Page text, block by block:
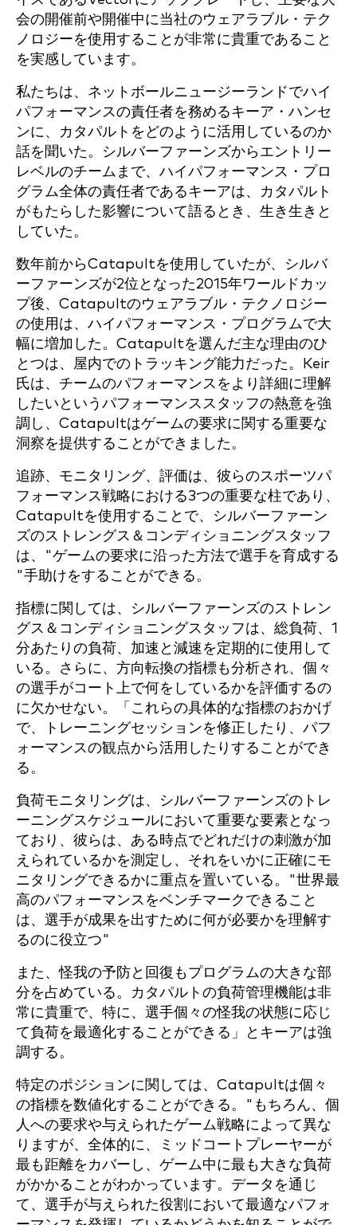
会の開催前や開催中に当社のウェアラブル・テク
ノロジーを使用することが非常に貴重であること
を実感しています。
私たちは、ネットボールニュージーランドでハイ
パフォーマンスの責任者を務めるキーア・ハンセ
ンに、カタパルトをどのように活用しているのか
話を聞いた。シルバーファーンズからエントリー
レベルのチームまで、ハイパフォーマンス・プロ
グラム全体の責任者であるキーアは、カタパルト
がもたらした影響について語るとき、生き生きと
していた。
数年前からCatapultを使用していたが、シルバ
ーファーンズが2位となった2015年ワールドカッ
プ後、Catapultのウェアラブル・テクノロジー
の使用は、ハイパフォーマンス・プログラムで大
幅に増加した。Catapultを選んだ主な理由のひ
とつは、屋内でのトラッキング能力だった。Keir
氏は、チームのパフォーマンスをより詳細に理解
したいというパフォーマンススタッフの熱意を強
調し、Catapultはゲームの要求に関する重要な
洞察を提供することができました。
追跡、モニタリング、評価は、彼らのスポーツパ
フォーマンス戦略における3つの重要な柱であり、
Catapultを使用することで、シルバーファーン
ズのストレングス＆コンディショニングスタッフ
は、"ゲームの要求に沿った方法で選手を育成する
"手助けをすることができる。
指標に関しては、シルバーファーンズのストレン
グス＆コンディショニングスタッフは、総負荷、1
分あたりの負荷、加速と減速を定期的に使用して
いる。さらに、方向転換の指標も分析され、個々
の選手がコート上で何をしているかを評価するの
に欠かせない。「これらの具体的な指標のおかげ
で、トレーニングセッションを修正したり、パフ
ォーマンスの観点から活用したりすることができ
る。
負荷モニタリングは、シルバーファーンズのトレ
ーニングスケジュールにおいて重要な要素となっ
ており、彼らは、ある時点でどれだけの刺激が加
えられているかを測定し、それをいかに正確にモ
ニタリングできるかに重点を置いている。"世界最
高のパフォーマンスをベンチマークできること
は、選手が成果を出すために何が必要かを理解す
るのに役立つ"
また、怪我の予防と回復もプログラムの大きな部
分を占めている。カタパルトの負荷管理機能は非
常に貴重で、特に、選手個々の怪我の状態に応じ
て負荷を最適化することができる」とキーアは強
調する。
特定のポジションに関しては、Catapultは個々
の指標を数値化することができる。"もちろん、個
人への要求や与えられたゲーム戦略によって異な
りますが、全体的に、ミッドコートプレーヤーが
最も距離をカバーし、ゲーム中に最も大きな負荷
がかかることがわかっています。データを通じ
て、選手が与えられた役割において最適なパフォ